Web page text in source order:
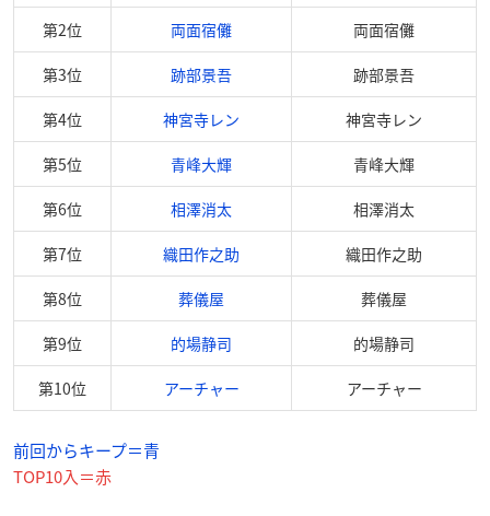
第2位 両面宿儺 両面宿儺
第3位 跡部景吾 跡部景吾
第4位 神宮寺レン 神宮寺レン
第5位 青峰大輝 青峰大輝
第6位 相澤消太 相澤消太
第7位 織田作之助 織田作之助
第8位 葬儀屋 葬儀屋
第9位 的場静司 的場静司
第10位 アーチャー アーチャー
前回からキープ＝青
TOP10入＝赤